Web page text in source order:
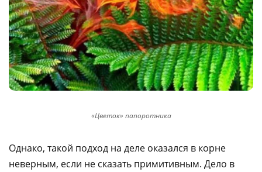
«Цветок» папоротника
Однако, такой подход на деле оказался в корне
неверным, если не сказать примитивным. Дело в